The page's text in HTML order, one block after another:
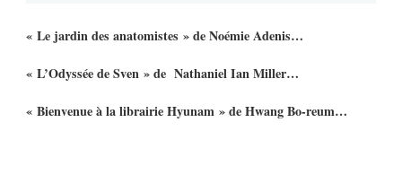
« Le jardin des anatomistes » de Noémie Adenis…
« L’Odyssée de Sven » de Nathaniel Ian Miller…
« Bienvenue à la librairie Hyunam » de Hwang Bo-reum…